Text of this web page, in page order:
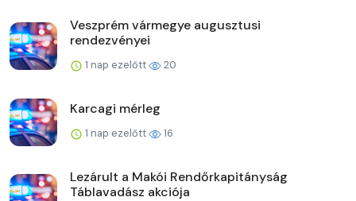
Veszprém vármegye augusztusi
rendezvényei
1 nap ezelőtt 20
Karcagi mérleg
1 nap ezelőtt 16
Lezárult a Makói Rendőrkapitányság
Táblavadász akciója